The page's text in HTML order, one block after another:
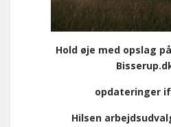
Hold øje med opslag
opdateringer
Hilsen